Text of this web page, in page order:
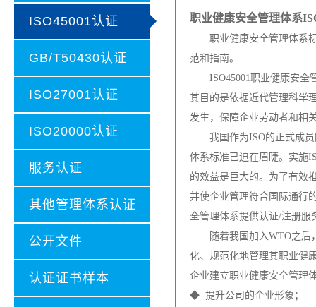
ISO45001认证
GB/T50430认证
ISO27001认证
ISO20000认证
服务认证
其他管理体系认证
公开文件
认证证书样本
职业健康安全管理体系
职业健康安全管理体系标
范和指南。
ISO45001职业健康安全管
其目的是依据近代管理科学
发生，保障企业劳动者和相
我国作为ISO的正式成员
体系标准已迫在眉睫。实施
的效益是巨大的。为了有效
并使企业管理符合国际通行
全管理体系提供认证/注册服
随着我国加入WTO之后，
化、规范化地管理其职业健
企业建立职业健康安全管理
◆ 提升公司的企业形象；